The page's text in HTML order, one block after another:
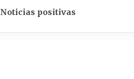
Noticias positivas